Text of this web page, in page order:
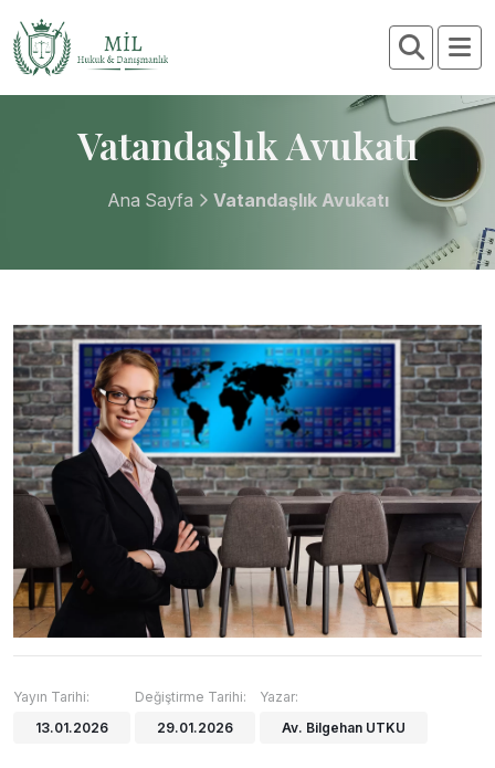
Vatandaşlık Avukatı
Ana Sayfa Vatandaşlık Avukatı
Yayın Tarihi:
13.01.2026
Değiştirme Tarihi:
29.01.2026
Yazar:
Av. Bilgehan UTKU